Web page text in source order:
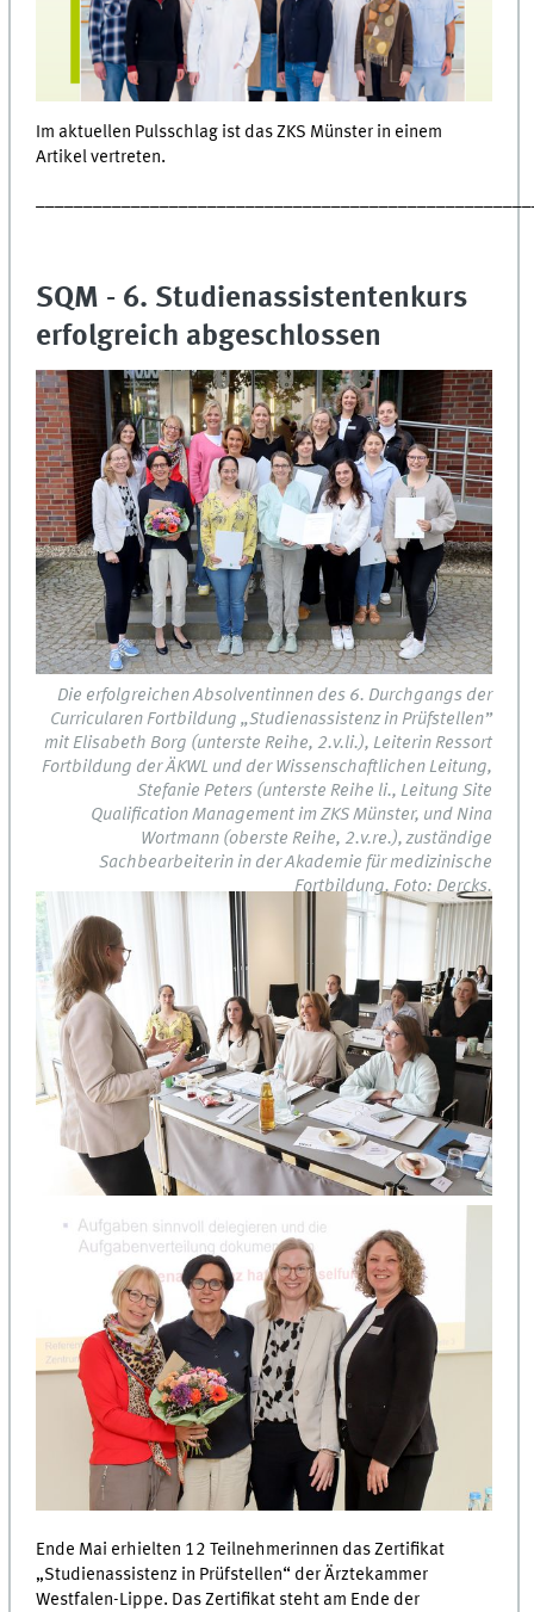
Im aktuellen Pulsschlag ist das ZKS Münster in einem
Artikel vertreten.
SQM - 6. Studienassistentenkurs
erfolgreich abgeschlossen
Die erfolgreichen Absolventinnen des 6. Durchgangs der
Curricularen Fortbildung „Studienassistenz in Prüfstellen”
mit Elisabeth Borg (unterste Reihe, 2.v.li.), Leiterin Ressort
Fortbildung der ÄKWL und der Wissenschaftlichen Leitung,
Stefanie Peters (unterste Reihe li., Leitung Site
Qualification Management im ZKS Münster, und Nina
Wortmann (oberste Reihe, 2.v.re.), zuständige
Sachbearbeiterin in der Akademie für medizinische
Fortbildung. Foto: Dercks.
Ende Mai erhielten 12 Teilnehmerinnen das Zertifikat
„Studienassistenz in Prüfstellen“ der Ärztekammer
Westfalen-Lippe. Das Zertifikat steht am Ende der